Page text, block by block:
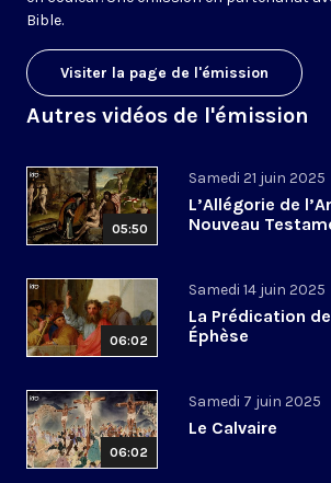
Bible.
Visiter la page de l'émission
Autres vidéos de l'émission
05:50
Samedi 21 juin 2025
L’Allégorie de
Nouveau
06:02
Samedi 14 juin 2025
La Prédication
Éphèse
06:02
Samedi 7 juin 2025
Le Calvaire